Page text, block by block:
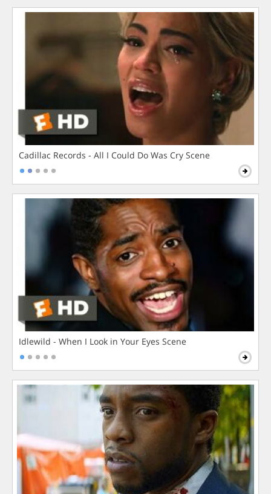
Cadillac Records - All I Could Do Was Cry Scene
Idlewild - When I Look in Your Eyes Scene